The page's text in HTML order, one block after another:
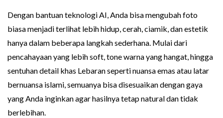
Dengan bantuan teknologi AI, Anda bisa mengubah foto
biasa menjadi terlihat lebih hidup, cerah, ciamik, dan estetik
hanya dalam beberapa langkah sederhana. Mulai dari
pencahayaan yang lebih soft, tone warna yang hangat, hingga
sentuhan detail khas Lebaran seperti nuansa emas atau latar
bernuansa islami, semuanya bisa disesuaikan dengan gaya
yang Anda inginkan agar hasilnya tetap natural dan tidak
berlebihan.